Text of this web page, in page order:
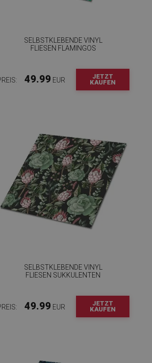
SELBSTKLEBENDE VINYL
FLIESEN FLAMINGOS
49.99 EUR
JETZT
KAUFEN
SELBSTKLEBENDE VINYL
FLIESEN SUKKULENTEN
49.99 EUR
JETZT
KAUFEN